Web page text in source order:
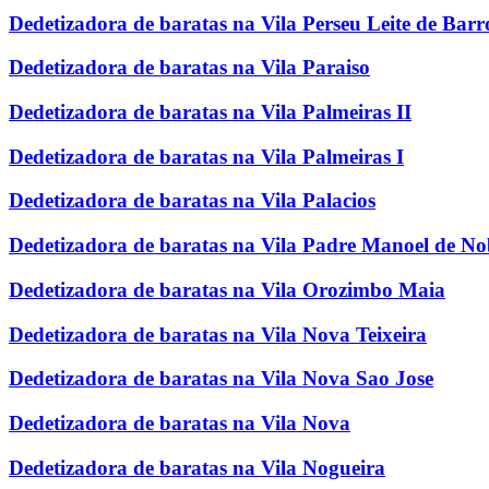
Dedetizadora de baratas na Vila Perseu Leite de
Dedetizadora de baratas na Vila Paraiso
Dedetizadora de baratas na Vila Palmeiras II
Dedetizadora de baratas na Vila Palmeiras I
Dedetizadora de baratas na Vila Palacios
Dedetizadora de baratas na Vila Padre Manoel de
Dedetizadora de baratas na Vila Orozimbo Maia
Dedetizadora de baratas na Vila Nova Teixeira
Dedetizadora de baratas na Vila Nova Sao Jose
Dedetizadora de baratas na Vila Nova
Dedetizadora de baratas na Vila Nogueira